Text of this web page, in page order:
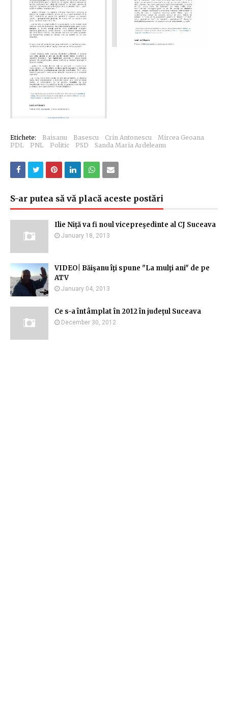
Etichete: Baisanu Basescu Crin Antonescu
Mircea Geoana
PDL
PNL Politic PSD Sanda Maria Ardeleanu
S-ar putea să vă placă aceste postări
Ilie Niţă va fi noul vicepreşedinte al CJ Suceava
January 18, 2013
VIDEO| Băişanu îţi spune "La mulţi ani" de pe
ATV
January 04, 2013
Ce s-a întâmplat în 2012 în judeţul Suceava
December 30, 2012